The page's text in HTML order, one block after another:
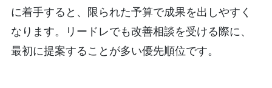
に着手すると、限られた予算で成果を出しやすく
なります。リードレでも改善相談を受ける際に、
最初に提案することが多い優先順位です。